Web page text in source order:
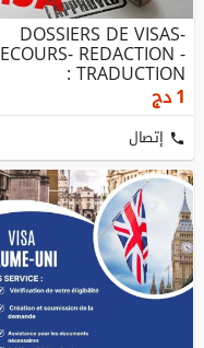
DOSSIERS DE VISAS-
REDACTION -
TRADUCTION :
1دج
إتصال